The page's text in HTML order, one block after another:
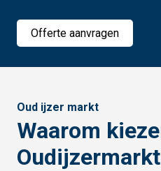
Offerte aanvragen
Oud ijzer markt
Waarom
Oudijzermarkt